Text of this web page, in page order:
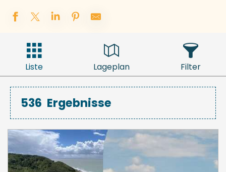
Liste Lageplan Filter
536 Ergebnisse